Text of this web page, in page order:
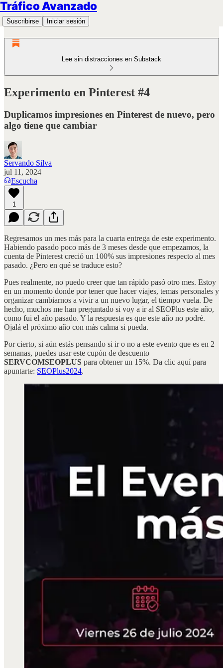
Tráfico Avanzado
Suscribirse Iniciar sesión
Lee sin distracciones en Substack
Experimento en Pinterest #4
Duplicamos impresiones en Pinterest de nuevo, pero
algo tiene que cambiar
Servando Silva
jul 11, 2024
Escucha
1
Regresamos un mes más para la cuarta entrega de este experimento.
Habiendo pasado poco más de 3 meses desde que empezamos, la
cuenta de Pinterest creció un 100% sus impresiones respecto al mes
pasado. ¿Pero en qué se traduce esto?
Pues realmente, no puedo creer que tan rápido pasó otro mes. Estoy
en un momento donde por tener que hacer viajes, temas personales y
organizar cambiarnos a vivir a un nuevo lugar, el tiempo vuela. De
hecho, muchos me han preguntado si voy a ir al SEOPlus este año,
como fui el año pasado. Y la respuesta es que este año no podré.
Ojalá el próximo año con más calma si pueda.
Por cierto, si aún estás pensando si ir o no a este evento que es en 2
semanas, puedes usar este cupón de descuento
SERVCOMSEOPLUS para obtener un 15%. Da clic aquí para
apuntarte: SEOPlus2024.